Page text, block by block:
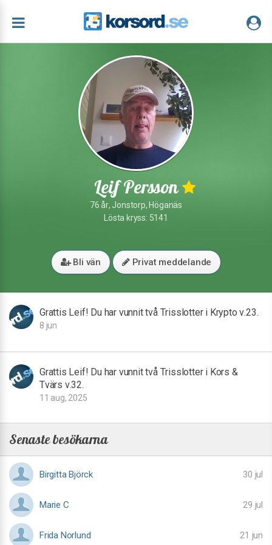
Leif Persson
76 år, Jonstorp, Höganäs
Lösta kryss: 5141
Bli vän Privat meddelande
Grattis Leif! Du har vunnit två Trisslotter i Krypto v.23.
8 jun
Grattis Leif! Du har vunnit två Trisslotter i Kors &
Tvärs v.32.
11 aug, 2025
Senaste besökarna
Birgitta Björck 30 jul
Marie C 29 jul
Frida Norlund 21 jun